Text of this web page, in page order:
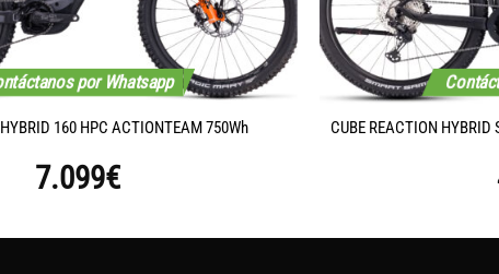
por Whatsapp
HYBRID 160 HPC ACTIONTEAM 750Wh
7.099€
CUBE REACTION